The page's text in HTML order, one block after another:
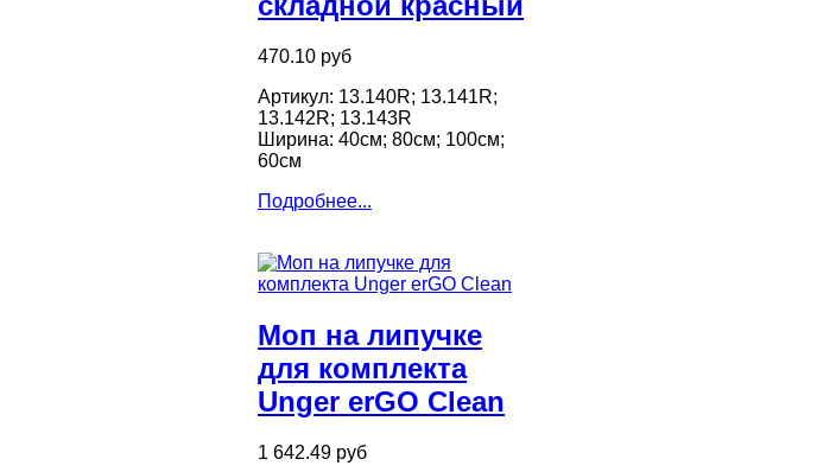
470.10 руб
Артикул: 13.140R; 13.141R;
13.142R; 13.143R
Ширина: 40см; 80см; 100см;
60см
Подробнее...
Моп на липучке
для комплекта
Unger erGO Clean
1 642.49 руб